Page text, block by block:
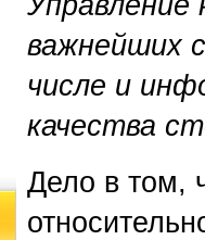
важнейших
числе и
качества
Дело в том,